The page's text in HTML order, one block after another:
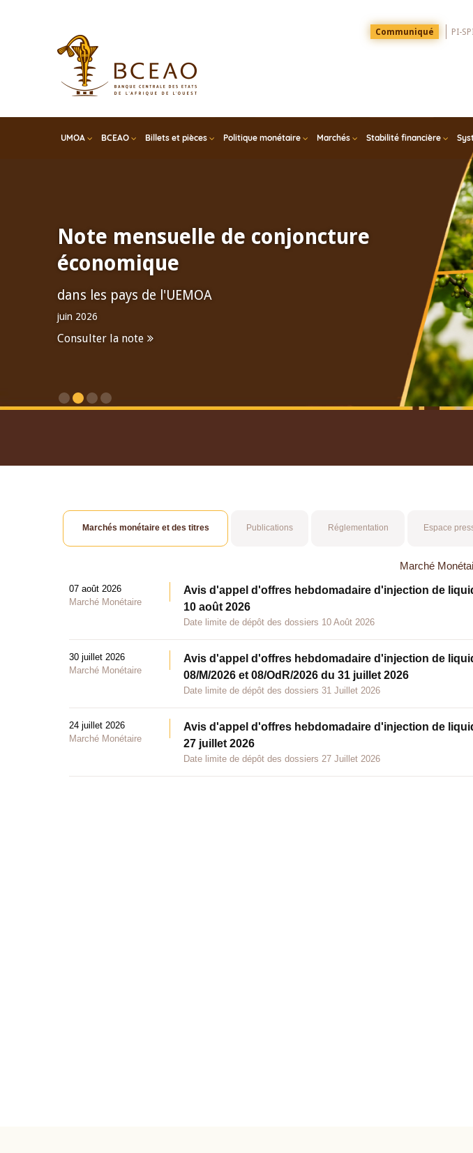
Menu
Top
Communiqué PI-
UMOA BCEAO Billets et pièces Politique monétaire Marchés Stabilité financière
Note mensuelle de conjoncture
économique
dans les pays de l'UEMOA
juin 2026
Consulter la note
Marchés monétaire et des titres Publications Réglementation Espace
Marché
07 août 2026
Marché Monétaire
Avis d'appel d'offres hebdomadaire d'injection de
10 août 2026
Date limite de dépôt des dossiers 10 Août 2026
30 juillet 2026
Marché Monétaire
Avis d'appel d'offres hebdomadaire d'injection de
08/M/2026 et 08/OdR/2026 du 31 juillet 2026
Date limite de dépôt des dossiers 31 Juillet 2026
24 juillet 2026
Marché Monétaire
Avis d'appel d'offres hebdomadaire d'injection de
27 juillet 2026
Date limite de dépôt des dossiers 27 Juillet 2026